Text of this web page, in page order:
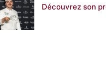
Découvrez son